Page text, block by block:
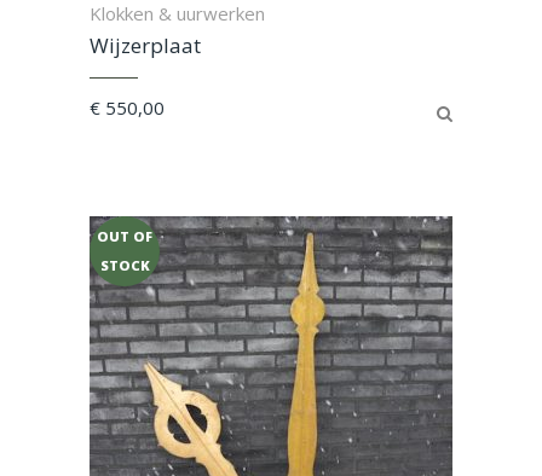
Klokken & uurwerken
Wijzerplaat
€ 550,00
OUT OF
STOCK